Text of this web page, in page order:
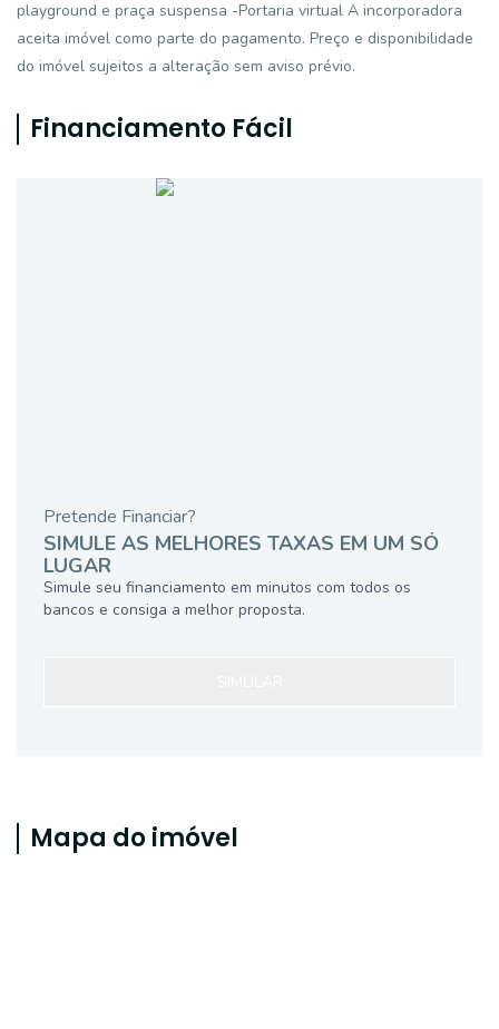
playground e praça suspensa -Portaria virtual A incorporadora
aceita imóvel como parte do pagamento. Preço e disponibilidade
do imóvel sujeitos a alteração sem aviso prévio.
Financiamento Fácil
Pretende Financiar?
SIMULE AS MELHORES TAXAS EM UM SÓ
LUGAR
Simule seu financiamento em minutos com todos os
bancos e consiga a melhor proposta.
Mapa do imóvel